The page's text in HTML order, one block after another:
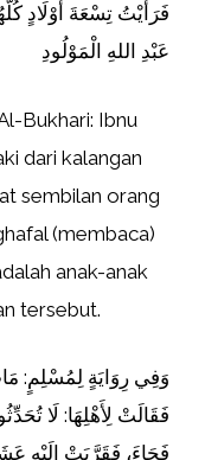
فَرَأَيْتُ تِسْعَةَ أَوْلَادٍ
عَبْدِ اللهِ الْمَوْلُودِ
Bukhari: Ibnu
dari kalangan
sembilan orang
(membaca)
anak-anak
tersebut.
وَفِي رِوَايَةٍ لِمُسْلِمٍ:
فَقَالَتْ لِأَهْلِهَا: لَا
فَجَاءَ، فَقَرَّبَتْ إِلَيْهِ